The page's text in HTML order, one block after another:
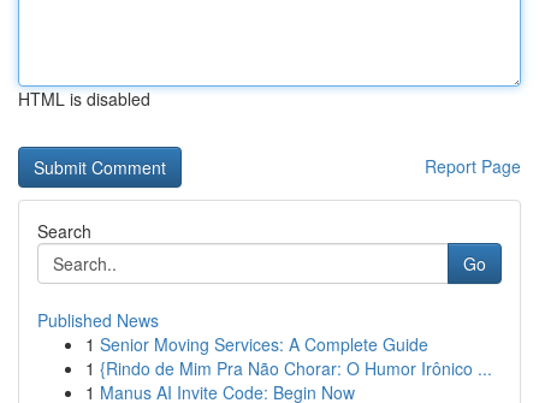
HTML is disabled
Report Page
Search
Go
Published News
1 Senior Moving Services: A Complete Guide
1 {Rindo de Mim Pra Não Chorar: O Humor Irônico ...
1 Manus AI Invite Code: Begin Now